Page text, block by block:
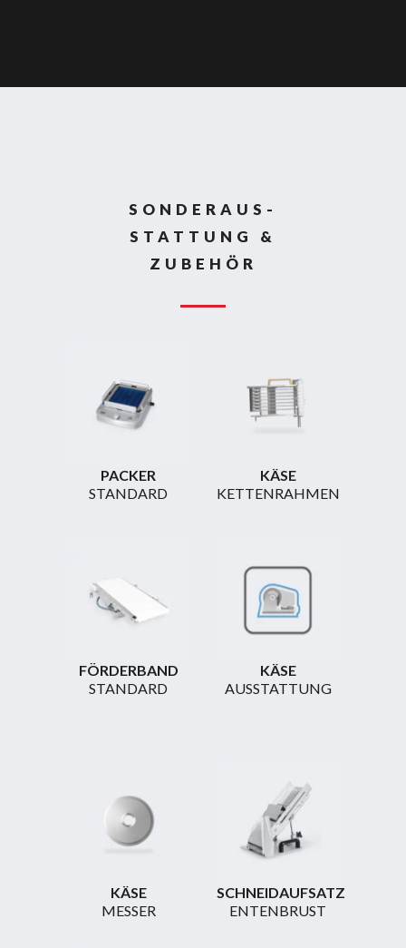
SONDERAUS-
STATTUNG &
ZUBEHÖR
PACKER
STANDARD
KÄSE
KETTENRAHMEN
FÖRDERBAND
STANDARD
KÄSE
AUSSTATTUNG
KÄSE
MESSER
SCHNEIDAUFSATZ
ENTENBRUST